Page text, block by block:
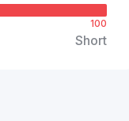
100
Short